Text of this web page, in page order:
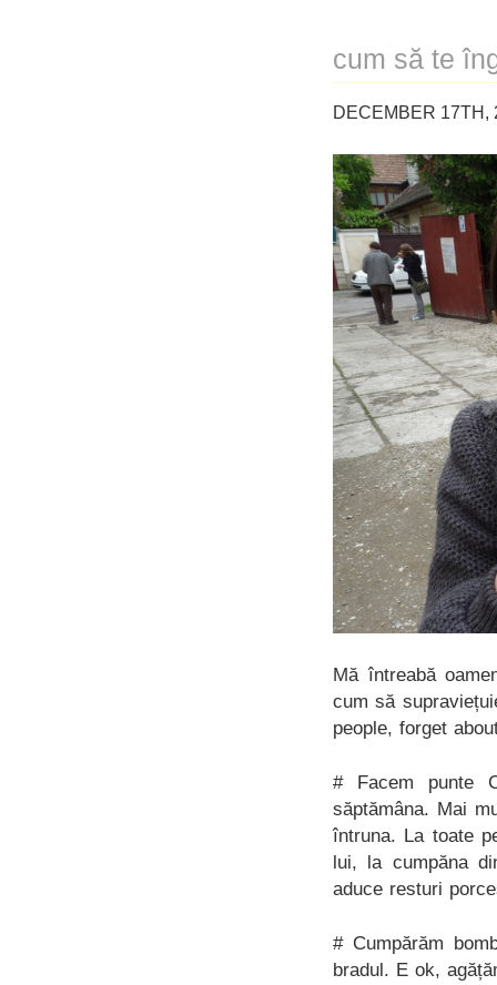
cum să te
DECEMBER
Mă întreabă
cum să
people, forget
# Facem punte
săptămâna. Mai
întruna. La toate
lui, la cumpăna
aduce resturi
# Cumpărăm
bradul. E ok,